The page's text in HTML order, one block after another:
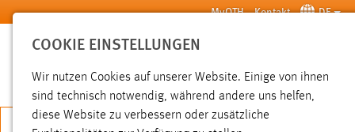
Zum Hauptinhalt springen MyOTH Kontakt DE
SUCHE
JETZT BEWERBEN
COOKIE EINSTELLUNGEN
Wir nutzen Cookies auf unserer Website. Einige von ihnen
sind technisch notwendig, während andere uns helfen,
diese Website zu verbessern oder zusätzliche